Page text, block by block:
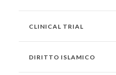
CLINICAL TRIAL
DIRITTO ISLAMICO